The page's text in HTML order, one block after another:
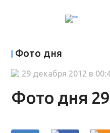
Фото дня
Фото дня
29 декабря 2012 в